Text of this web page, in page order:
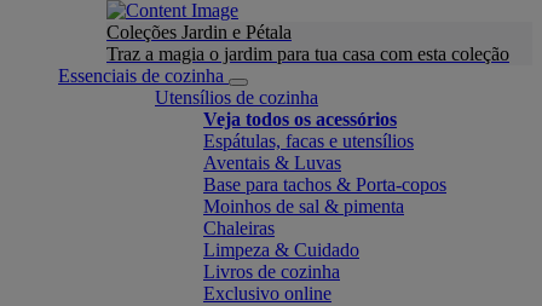
Coleções Jardin e Pétala
Traz a magia o jardim para tua casa com esta coleção
Essenciais de cozinha
Utensílios de cozinha
Veja todos os acessórios
Espátulas, facas e utensílios
Aventais & Luvas
Base para tachos & Porta-copos
Moinhos de sal & pimenta
Chaleiras
Limpeza & Cuidado
Livros de cozinha
Exclusivo online